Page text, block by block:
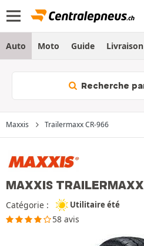
Auto Moto Guide
Recherche
Maxxis Trailermaxx CR-966
MAXXIS
Catégorie : Utilitaire été
58 avis